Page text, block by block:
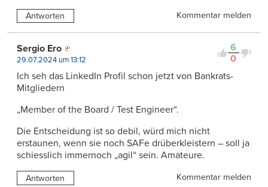
Antworten Kommentar melden
6
0
Sergio Ero
29.07.2024 um 13:12
Ich seh das LinkedIn Profil schon jetzt von Bankrats-
Mitgliedern
„Member of the Board / Test Engineer“.
Die Entscheidung ist so debil, würd mich nicht
erstaunen, wenn sie noch SAFe drüberkleistern – soll ja
schiesslich immernoch „agil“ sein. Amateure.
Antworten Kommentar melden